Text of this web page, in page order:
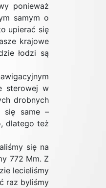
ponieważ
samym o
upierać się
krajowe
łodzi są
sterowej w
drobnych
się same –
dlatego też
się na
772 Mm. Z
lecieliśmy
raz byliśmy